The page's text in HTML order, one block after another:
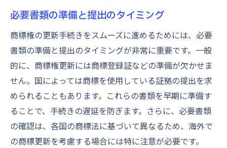
申請手続きの不備が与える影響
商標使用証拠の不備による拒否リスク
更新手続きの遅延がもたらす損失
複数国における更新手続きの複雑さ
法的要件を満たさない場合のリスク管理
商標権の消滅を防ぐための予防策
商標の期限を逃さないための管理術
リマインダー設定による期限管理法
必要書類の準備と提出のタイミング
商標権の更新手続きをスムーズに進めるためには、必要
書類の準備と提出のタイミングが非常に重要です。一般
的に、商標権更新には商標登録証などの準備が欠かせま
せん。国によっては商標を使用している証拠の提出を求
められることもあります。これらの書類を早期に準備す
ることで、手続きの遅延を防ぎます。さらに、必要書類
の確認は、各国の商標法に基づいて異なるため、海外で
の商標更新を考慮する場合には特に注意が必要です。